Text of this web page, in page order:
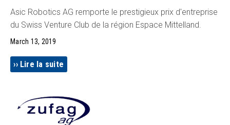
Asic Robotics AG remporte le prestigieux prix d'entreprise
du Swiss Venture Club de la région Espace Mittelland.
March 13, 2019
Lire la suite